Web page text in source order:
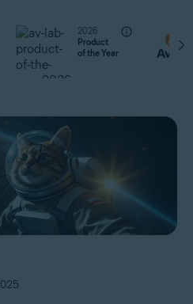
2026
Product
of the Year